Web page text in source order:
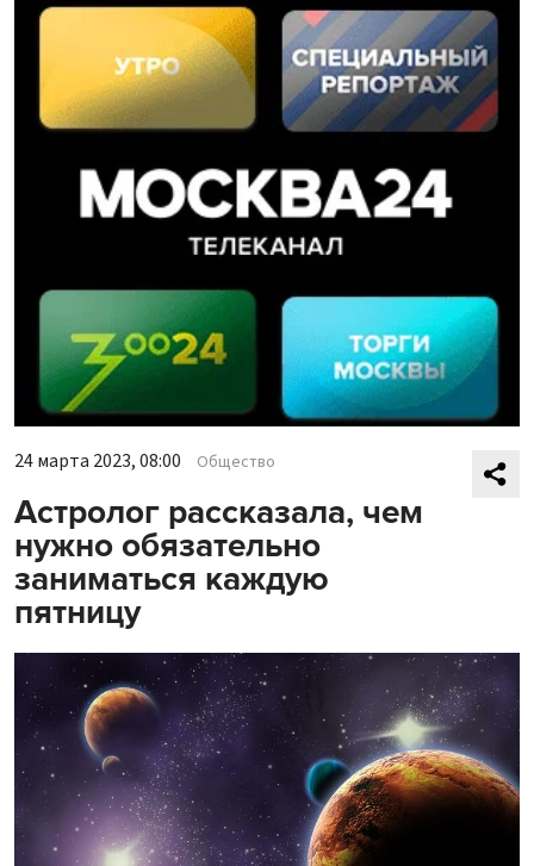
24 марта 2023, 08:00 Общество
Астролог рассказала, чем
нужно обязательно
заниматься каждую
пятницу